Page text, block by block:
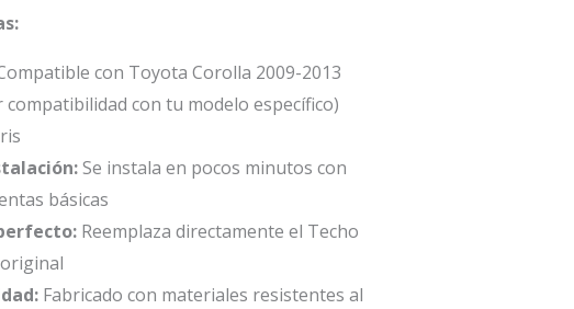
con Toyota Corolla 2009-2013
compatibilidad con tu modelo específico)
Se instala en pocos minutos con
básicas
Reemplaza directamente el Techo
Fabricado con materiales resistentes al